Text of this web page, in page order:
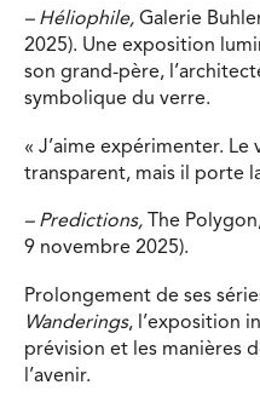
– Héliophile, Galerie
2025). Une exposition
son grand-père,
symbolique du verre.
« J’aime expérimenter.
transparent, mais il porte
– Predictions, The
9 novembre 2025).
Prolongement de ses
Wanderings, l’exposition
prévision et les manières
l’avenir.